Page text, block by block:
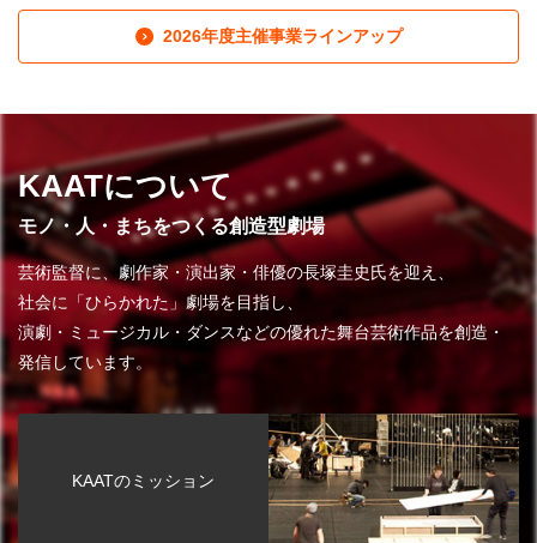
2026年度主催事業ラインアップ
KAATについて
モノ・人・まちをつくる創造型劇場
芸術監督に、劇作家・演出家・俳優の長塚圭史氏を迎え、
社会に「ひらかれた」劇場を目指し、
演劇・ミュージカル・ダンスなどの優れた舞台芸術作品を創造・
発信しています。
KAATのミッション